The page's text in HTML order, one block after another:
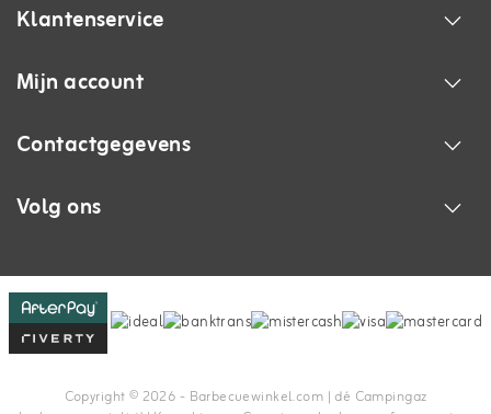
Klantenservice
Mijn account
Contactgegevens
Volg ons
Copyright © 2026 - Barbecuewinkel.com | dé Campingaz